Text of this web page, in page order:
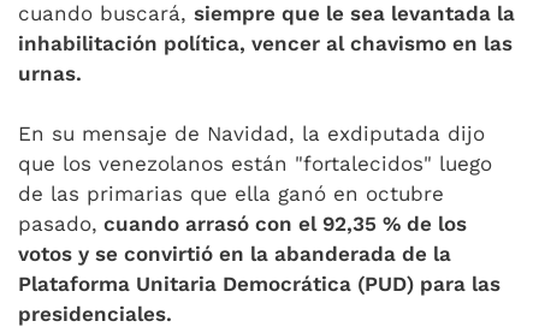
cuando buscará, siempre que le sea levantada la
inhabilitación política, vencer al chavismo en las
urnas.
En su mensaje de Navidad, la exdiputada dijo
que los venezolanos están "fortalecidos" luego
de las primarias que ella ganó en octubre
pasado, cuando arrasó con el 92,35 % de los
votos y se convirtió en la abanderada de la
Plataforma Unitaria Democrática (PUD) para las
presidenciales.